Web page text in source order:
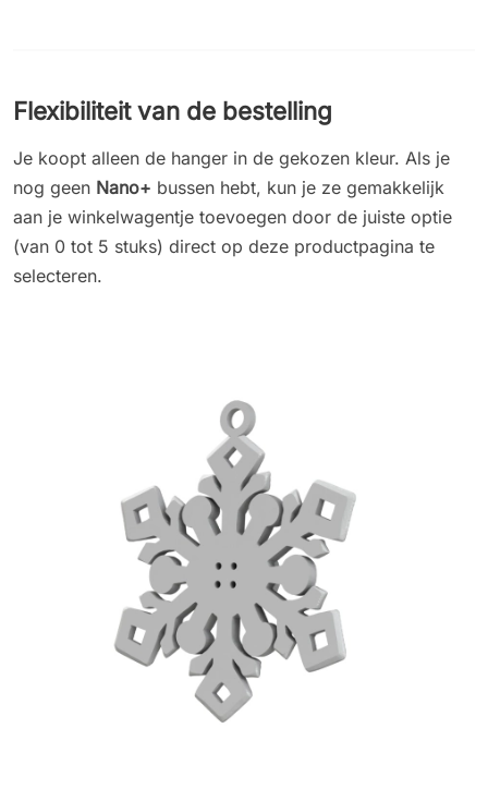
Flexibiliteit van de bestelling
Je koopt alleen de hanger in de gekozen kleur. Als je
nog geen Nano+ bussen hebt, kun je ze gemakkelijk
aan je winkelwagentje toevoegen door de juiste optie
(van 0 tot 5 stuks) direct op deze productpagina te
selecteren.